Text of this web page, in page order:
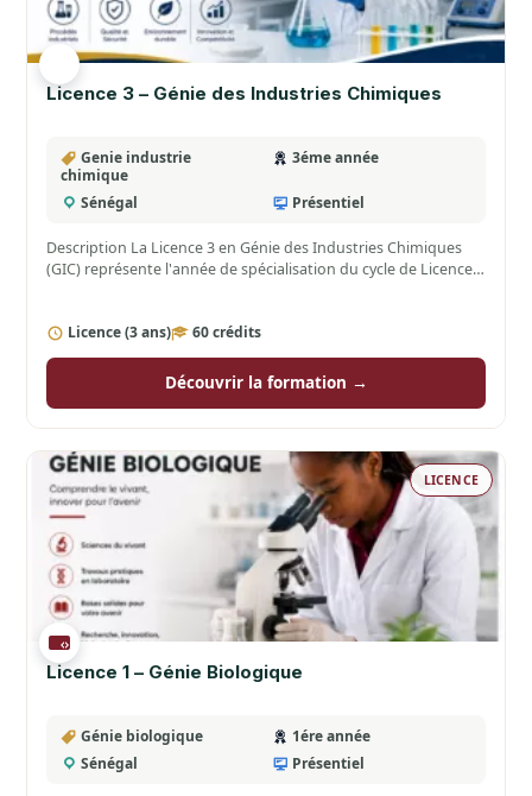
Licence 3 – Génie des Industries Chimiques
Genie industrie
chimique
3éme année
Sénégal Présentiel
Description La Licence 3 en Génie des Industries Chimiques
(GIC) représente l'année de spécialisation du cycle de Licence.
Licence (3 ans) 60 crédits
Découvrir la formation →
LICENCE
Licence 1 – Génie Biologique
Génie biologique
1ére année
Sénégal
Présentiel